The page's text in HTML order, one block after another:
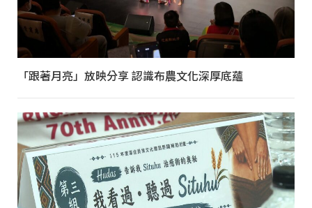
「跟著月亮」放映分享 認識布農文化深厚底蘊